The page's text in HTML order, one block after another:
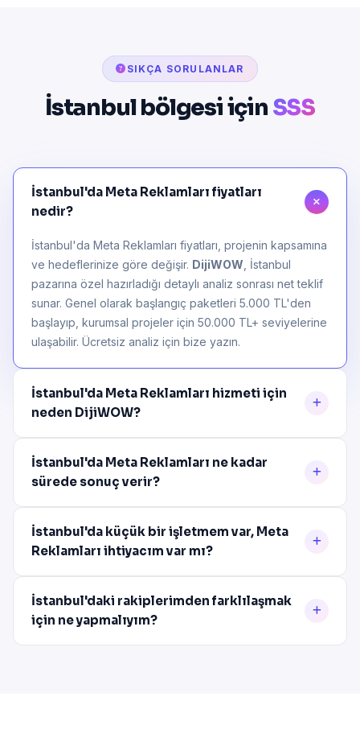
SIKÇA SORULANLAR
İstanbul bölgesi için SSS
İstanbul'da Meta Reklamları fiyatları
nedir?
İstanbul'da Meta Reklamları fiyatları, projenin kapsamına
ve hedeflerinize göre değişir. DijiWOW , İstanbul
pazarına özel hazırladığı detaylı analiz sonrası net teklif
sunar. Genel olarak başlangıç paketleri 5.000 TL'den
başlayıp, kurumsal projeler için 50.000 TL+ seviyelerine
ulaşabilir. Ücretsiz analiz için bize yazın.
İstanbul'da Meta Reklamları hizmeti için
neden DijiWOW?
İstanbul'da Meta Reklamları ne kadar
sürede sonuç verir?
İstanbul'da küçük bir işletmem var, Meta
Reklamları ihtiyacım var mı?
İstanbul'daki rakiplerimden farklılaşmak
için ne yapmalıyım?